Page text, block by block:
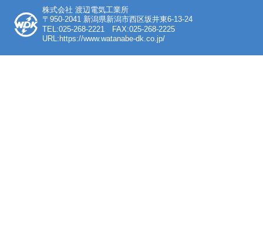
株式会社 渡辺電気工業所
〒950-2041 新潟県新潟市西区坂井東6-13-24
TEL:025-268-2221 FAX:025-268-2225
URL:https://www.watanabe-dk.co.jp/